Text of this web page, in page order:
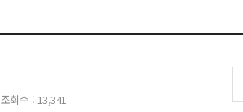
조회수 : 13,341